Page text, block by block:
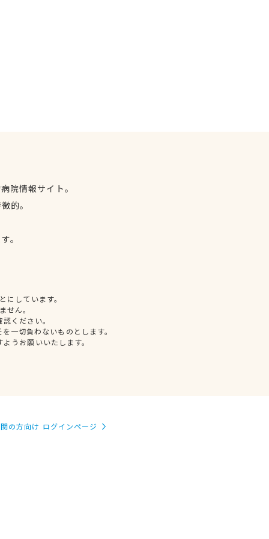
院情報サイト。
的。
。
しています。
せん。
ください。
一切負わないものとします。
うお願いいたします。
の方向け ログインページ